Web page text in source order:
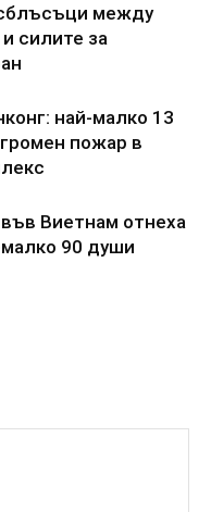
между
силите за
най-малко 13
пожар в
Виетнам отнеха
90 души